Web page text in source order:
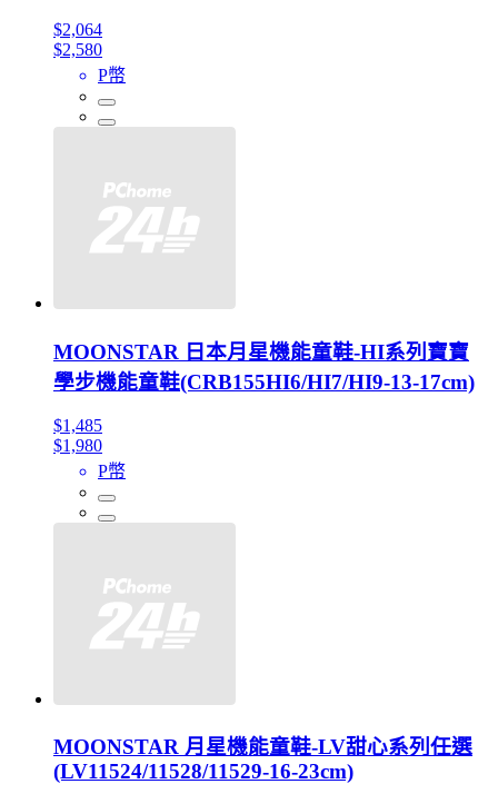
$2,064
$2,580
P幣
MOONSTAR 日本月星機能童鞋-HI系列寶寶
學步機能童鞋(CRB155HI6/HI7/HI9-13-17cm)
$1,485
$1,980
P幣
MOONSTAR 月星機能童鞋-LV甜心系列任選
(LV11524/11528/11529-16-23cm)